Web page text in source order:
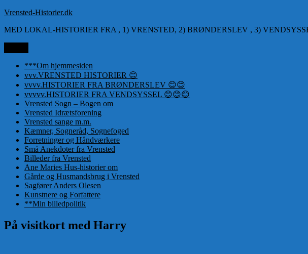
Videre
indhold
Vrensted-Historier.dk
MED LOKAL-HISTORIER FRA , 1) VRENSTED, 2) BRØNDERSLEV , 3)
***Om hjemmesiden
vvv.VRENSTED HISTORIER 😊
vvvv.HISTORIER FRA BRØNDERSLEV 😊😊
vvvvv.HISTORIER FRA VENDSYSSEL 😊😊😊
Vrensted Sogn – Bogen om
Vrensted Idrætsforening
Vrensted sange m.m.
Kæmner, Sogneråd, Sognefoged
Forretninger og Håndværkere
Små Anekdoter fra Vrensted
Billeder fra Vrensted
Ane Maries Hus-historier om
Gårde og Husmandsbrug i Vrensted
Sagfører Anders Olesen
Kunstnere og Forfattere
**Min billedpolitik
På visitkort med Harry